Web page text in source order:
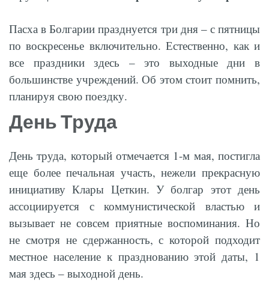
Пасха в Болгарии празднуется три дня – с пятницы
по воскресенье включительно. Естественно, как и
все праздники здесь – это выходные дни в
большинстве учреждений. Об этом стоит помнить,
планируя свою поездку.
День Труда
День труда, который отмечается 1-м мая, постигла
еще более печальная участь, нежели прекрасную
инициативу Клары Цеткин. У болгар этот день
ассоциируется с коммунистической властью и
вызывает не совсем приятные воспоминания. Но
не смотря не сдержанность, с которой подходит
местное население к празднованию этой даты, 1
мая здесь – выходной день.